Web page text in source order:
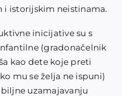
i istorijskim neistinama.
inicijative su s
(gradonačelnik
kao dete koje preti
mu se želja ne ispuni)
uzamajavanju